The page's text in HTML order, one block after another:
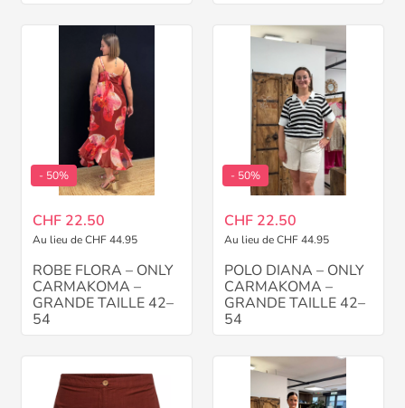
- 50%
CHF 22.50
Au lieu de CHF 44.95
ROBE FLORA – ONLY
CARMAKOMA –
GRANDE TAILLE 42–
54
- 50%
CHF 22.50
Au lieu de CHF 44.95
POLO DIANA – ONLY
CARMAKOMA –
GRANDE TAILLE 42–
54